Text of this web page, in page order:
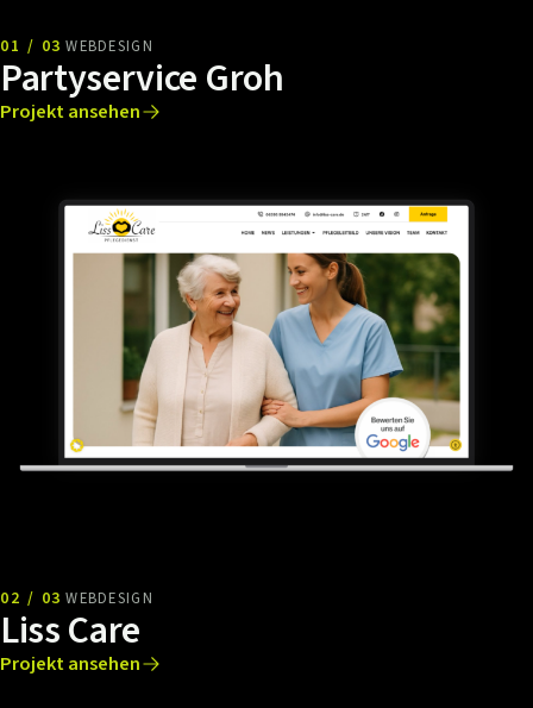
01 / 03 WEBDESIGN
Partyservice Groh
Projekt ansehen
02 / 03 WEBDESIGN
Liss Care
Projekt ansehen